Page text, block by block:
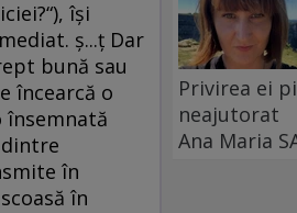
îşi
ş...ţ Dar
bună sau
încearcă o
însemnată
în
în
Privirea ei
neajutorat
Ana Maria